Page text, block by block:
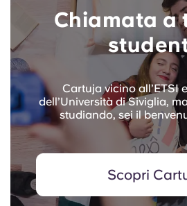
Chiamata a
Cartuja vicino all’ETSI
dell’Università di Siviglia,
studiando, sei il
Scopri